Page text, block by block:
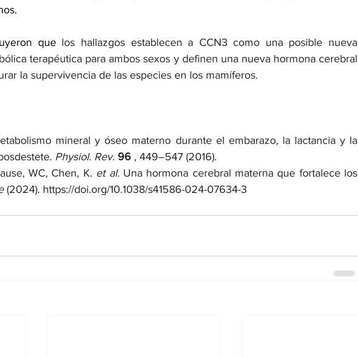
que los hallazgos establecen a CCN3 como una posible nueva
terapéutica para ambos sexos y definen una nueva hormona cerebral
la supervivencia de las especies en los mamíferos.
mineral y óseo materno durante el embarazo, la lactancia y la
Physiol. Rev. 96 , 449–547 (2016).
WC, Chen, K. et al. Una hormona cerebral materna que fortalece los
(2024). https://doi.org/10.1038/s41586-024-07634-3